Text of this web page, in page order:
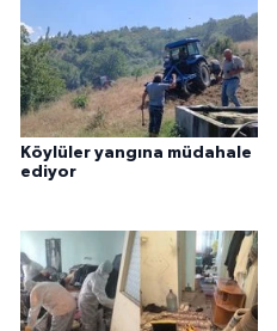
Köylüler yangına müdahale
ediyor